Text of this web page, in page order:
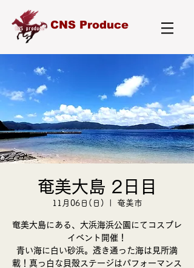
CNS Produce
奄美大島 2日目
11月06日(日) 奄美市
奄美大島にある、大浜海浜公園にてコスプレ
イベント開催！
青い海に白い砂浜。透き通った海は見所満
載！真っ白な貝殻ステージはパフォーマンス